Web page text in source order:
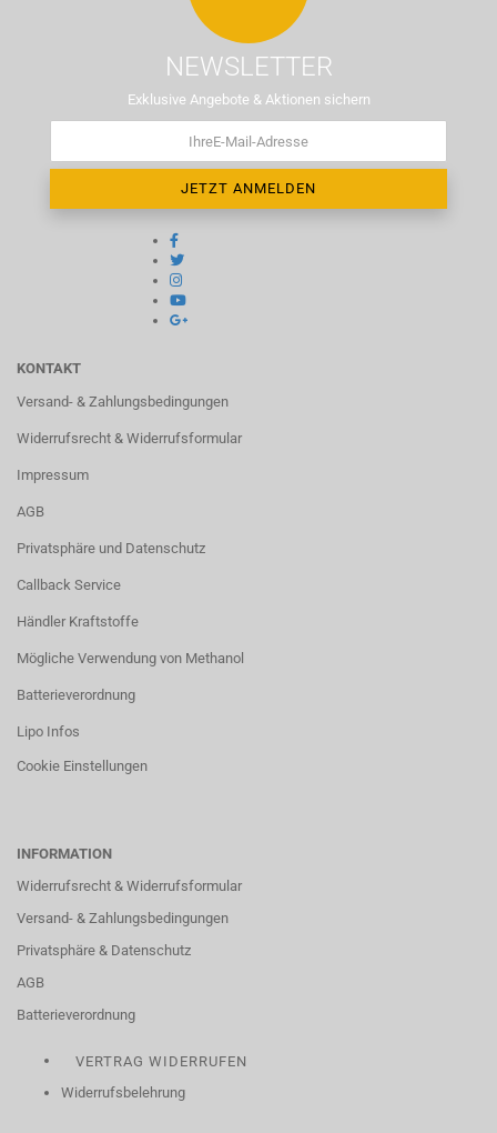
NEWSLETTER
Exklusive Angebote & Aktionen sichern
KONTAKT
Versand- & Zahlungsbedingungen
Widerrufsrecht & Widerrufsformular
Impressum
AGB
Privatsphäre und Datenschutz
Callback Service
Händler Kraftstoffe
Mögliche Verwendung von Methanol
Batterieverordnung
Lipo Infos
Cookie Einstellungen
INFORMATION
Widerrufsrecht & Widerrufsformular
Versand- & Zahlungsbedingungen
Privatsphäre & Datenschutz
AGB
Batterieverordnung
VERTRAG WIDERRUFEN
Widerrufsbelehrung